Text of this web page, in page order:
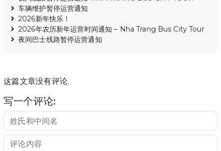
车辆维护暂停运营通知
2026新年快乐！
2026年农历新年运营时间通知 – Nha Trang Bus City Tour
夜间巴士线路暂停运营通知
这篇文章没有评论.
写一个评论: